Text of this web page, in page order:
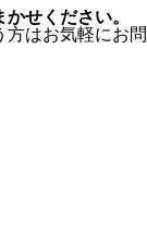
せください。
方はお気軽にお問